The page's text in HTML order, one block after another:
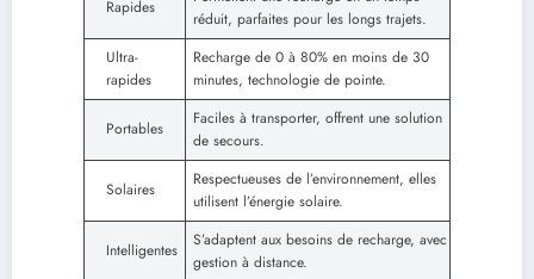
Rapides
réduit, parfaites pour les longs trajets.
Ultra-
rapides
Recharge de 0 à 80% en moins de 30
minutes, technologie de pointe.
Portables
Faciles à transporter, offrent une solution
de secours.
Solaires
Respectueuses de l’environnement, elles
utilisent l’énergie solaire.
Intelligentes
S’adaptent aux besoins de recharge, avec
gestion à distance.